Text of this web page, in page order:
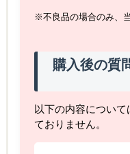
※不良品の場合のみ、
購入後の質
以下の内容につい
ておりません。